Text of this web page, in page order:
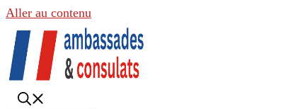
Aller au contenu